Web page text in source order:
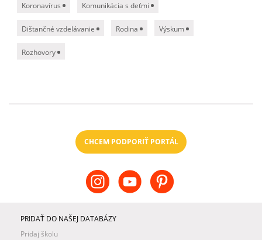
Koronavírus Komunikácia s deťmi
Dištančné vzdelávanie Rodina Výskum
Rozhovory
CHCEM PODPORIŤ PORTÁL
PRIDAŤ DO NAŠEJ DATABÁZY
Pridaj školu